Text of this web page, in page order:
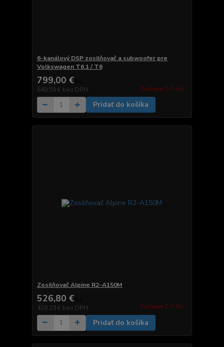
6-kanálový DSP zosilňovač a subwoofer pre
Volkswagen T6.1 / T6
799,00 €
649,59 € bez DPH Zvyčajne 2-7 dni.
Pridať do košíka
Zosilňovač Alpine R2-A150M
526,80 €
428,29 € bez DPH Zvyčajne 2-7 dni.
Pridať do košíka